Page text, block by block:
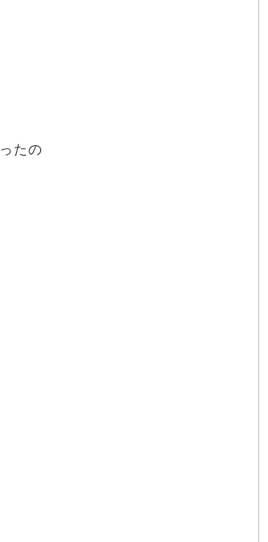
ったの